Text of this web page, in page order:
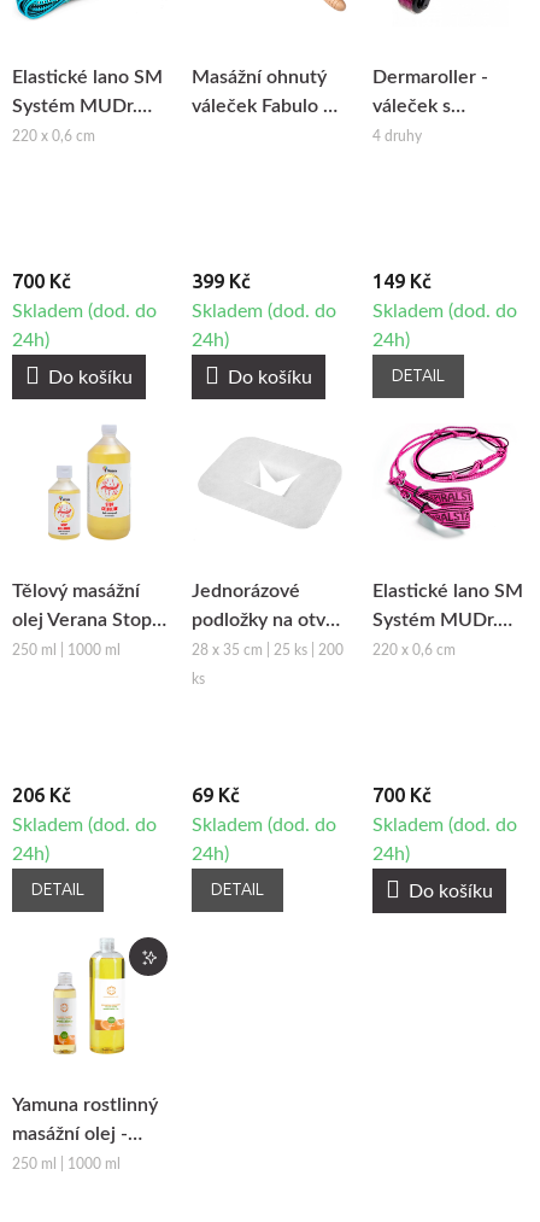
Elastické lano SM
Systém MUDr.
Smíšek
220 x 0,6 cm
700 Kč
Skladem (dod. do
24h)
Do košíku
Masážní ohnutý
váleček Fabulo na
399 Kč
Skladem (dod. do
24h)
Do košíku
Dermaroller -
váleček s
mikrojehlami
4 druhy
149 Kč
Skladem (dod. do
24h)
DETAIL
Tělový masážní
olej Verana Stop
Celulitidě
250 ml | 1000 ml
206 Kč
Skladem (dod. do
24h)
DETAIL
Jednorázové
podložky na otvor
obličeje z netkané
textilie Fabulo
28 x 35 cm | 25 ks | 200
ks
69 Kč
Skladem (dod. do
24h)
DETAIL
Elastické lano SM
Systém MUDr.
Smíšek - růžová
220 x 0,6 cm
700 Kč
Skladem (dod. do
24h)
Do košíku
Yamuna rostlinný
masážní olej -
Pomeranč-
250 ml | 1000 ml